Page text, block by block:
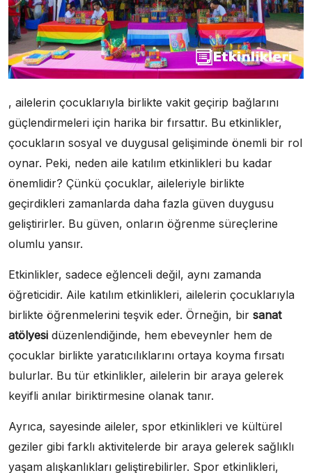
, ailelerin çocuklarıyla birlikte vakit geçirip bağlarını
güçlendirmeleri için harika bir fırsattır. Bu etkinlikler,
çocukların sosyal ve duygusal gelişiminde önemli bir rol
oynar. Peki, neden aile katılım etkinlikleri bu kadar
önemlidir? Çünkü çocuklar, aileleriyle birlikte
geçirdikleri zamanlarda daha fazla güven duygusu
geliştirirler. Bu güven, onların öğrenme süreçlerine
olumlu yansır.
Etkinlikler, sadece eğlenceli değil, aynı zamanda
öğreticidir. Aile katılım etkinlikleri, ailelerin çocuklarıyla
birlikte öğrenmelerini teşvik eder. Örneğin, bir sanat
atölyesi düzenlendiğinde, hem ebeveynler hem de
çocuklar birlikte yaratıcılıklarını ortaya koyma fırsatı
bulurlar. Bu tür etkinlikler, ailelerin bir araya gelerek
keyifli anılar biriktirmesine olanak tanır.
Ayrıca, sayesinde aileler, spor etkinlikleri ve kültürel
geziler gibi farklı aktivitelerde bir araya gelerek sağlıklı
yaşam alışkanlıkları geliştirebilirler. Spor etkinlikleri,